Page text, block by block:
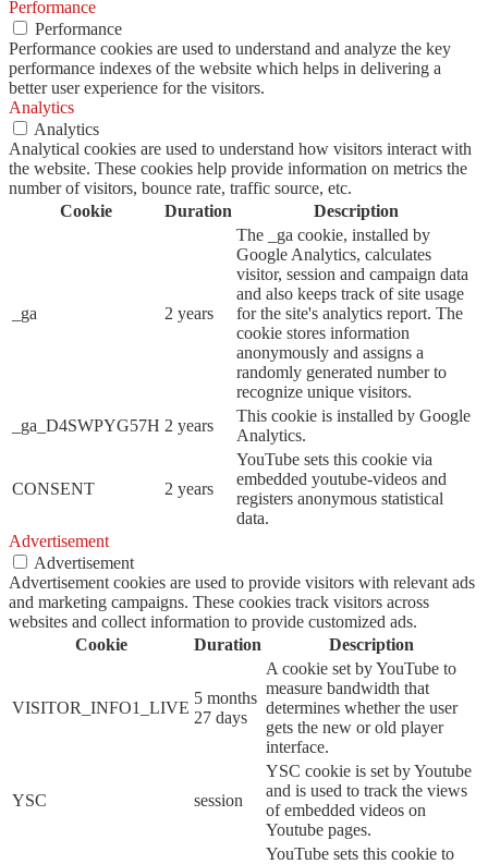
Performance
Performance
Performance cookies are used to understand and analyze the key
performance indexes of the website which helps in delivering a
better user experience for the visitors.
Analytics
Analytics
Analytical cookies are used to understand how visitors interact with
the website. These cookies help provide information on metrics the
number of visitors, bounce rate, traffic source, etc.
Cookie
Duration Description
_ga 2 years
The _ga cookie, installed by
Google Analytics, calculates
visitor, session and campaign data
and also keeps track of site usage
for the site's analytics report. The
cookie stores information
anonymously and assigns a
randomly generated number to
recognize unique visitors.
_ga_D4SWPYG57H 2 years
This cookie is installed by Google
Analytics.
CONSENT 2 years
YouTube sets this cookie via
embedded youtube-videos and
registers anonymous statistical
data.
Advertisement
Advertisement
Advertisement cookies are used to provide visitors with relevant ads
and marketing campaigns. These cookies track visitors across
websites and collect information to provide customized ads.
Cookie
Duration Description
VISITOR_INFO1_LIVE
5 months
27 days
A cookie set by YouTube to
measure bandwidth that
determines whether the user
gets the new or old player
interface.
YSC session
YSC cookie is set by Youtube
and is used to track the views
of embedded videos on
Youtube pages.
YouTube sets this cookie to